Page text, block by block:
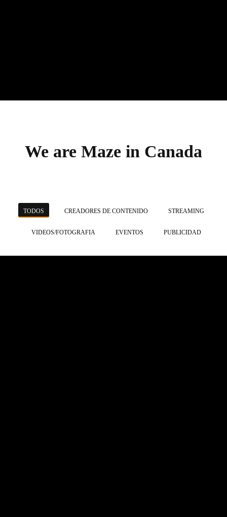
We are Maze in Canada
TODOS CREADORES DE CONTENIDO STREAMING
VIDEOS/FOTOGRAFIA EVENTOS PUBLICIDAD